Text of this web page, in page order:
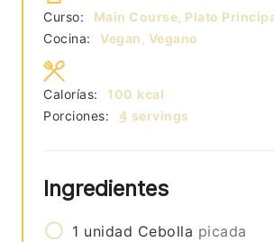
Curso:
Main Course, Plato
Cocina:
Vegan, Vegano
Porciones: 4 servings
Calorías: 100 kcal
Ingredientes
1 unidad Cebolla picada